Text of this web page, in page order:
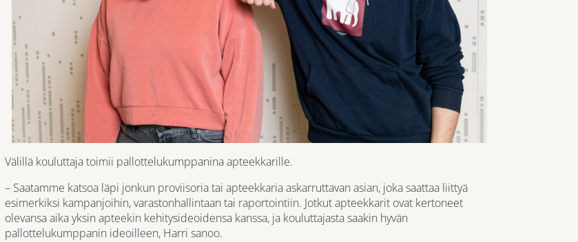
Välillä kouluttaja toimii pallottelukumppanina apteekkarille.
– Saatamme katsoa läpi jonkun proviisoria tai apteekkaria askarruttavan asian, joka saattaa liittyä
esimerkiksi kampanjoihin, varastonhallintaan tai raportointiin. Jotkut apteekkarit ovat kertoneet
olevansa aika yksin apteekin kehitysideoidensa kanssa, ja kouluttajasta saakin hyvän
pallottelukumppanin ideoilleen, Harri sanoo.